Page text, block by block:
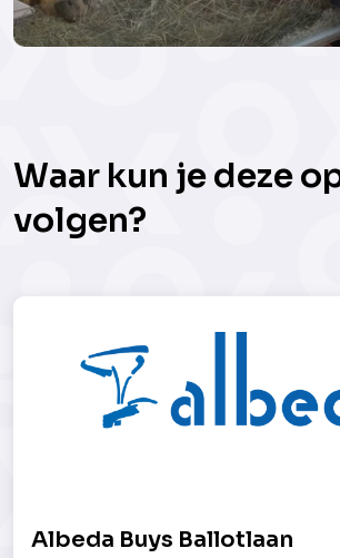
Waar kun je deze
volgen?
Albeda Buys Ballotlaan